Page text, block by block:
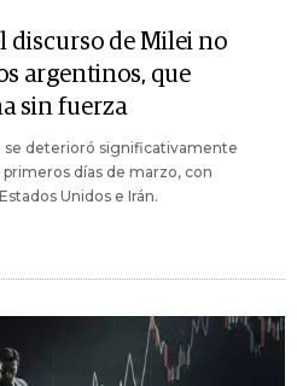
discurso de Milei no
argentinos, que
sin fuerza
se deterioró significativamente
días de marzo, con
Unidos e Irán.